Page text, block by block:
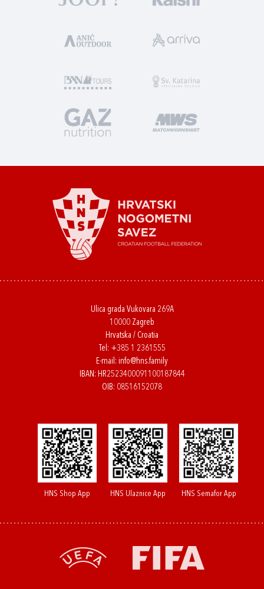
Ulica grada Vukovara 269A
10000 Zagreb
Hrvatska / Croatia
Tel: +385 1 2361555
E-mail: info@hns.family
IBAN: HR2523400091100187844
OIB: 08516152078
HNS Shop App HNS Ulaznice App HNS Semafor App